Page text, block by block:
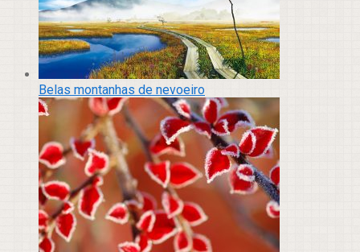
Belas montanhas de nevoeiro